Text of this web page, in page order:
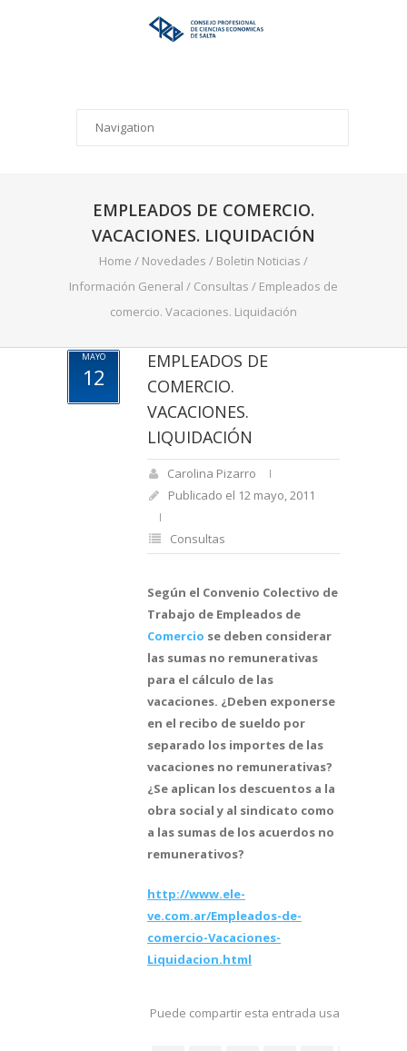
EMPLEADOS DE COMERCIO.
VACACIONES. LIQUIDACIÓN
Home / Novedades / Boletin Noticias /
Información General / Consultas / Empleados de
comercio. Vacaciones. Liquidación
MAYO
12
EMPLEADOS DE
COMERCIO.
VACACIONES.
LIQUIDACIÓN
Carolina Pizarro
Publicado el 12 mayo, 2011
Consultas
Según el Convenio Colectivo de
Trabajo de Empleados de
Comercio se deben considerar
las sumas no remunerativas
para el cálculo de las
vacaciones. ¿Deben exponerse
en el recibo de sueldo por
separado los importes de las
vacaciones no remunerativas?
¿Se aplican los descuentos a la
obra social y al sindicato como
a las sumas de los acuerdos no
remunerativos?
http://www.ele-
ve.com.ar/Empleados-de-
comercio-Vacaciones-
Liquidacion.html
Puede compartir esta entrada usando sus